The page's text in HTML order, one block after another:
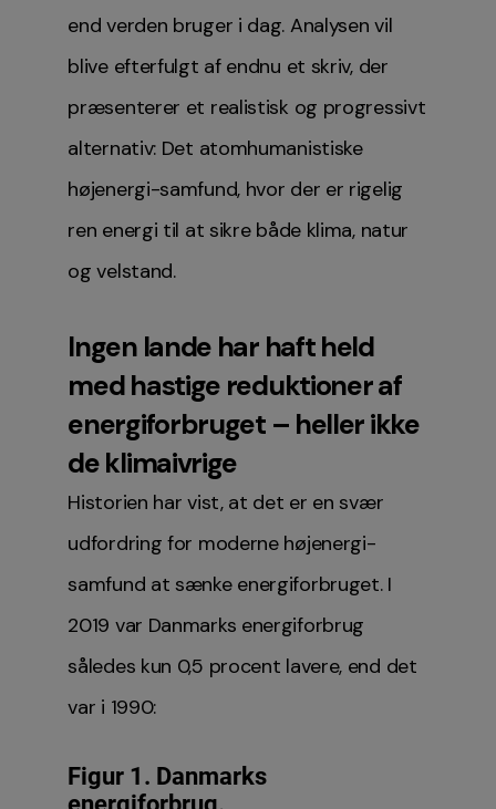
end verden bruger i dag. Analysen vil
blive efterfulgt af endnu et skriv, der
præsenterer et realistisk og progressivt
alternativ: Det atomhumanistiske
højenergi-samfund, hvor der er rigelig
ren energi til at sikre både klima, natur
og velstand.
Ingen lande har haft held
med hastige reduktioner af
energiforbruget – heller ikke
de klimaivrige
Historien har vist, at det er en svær
udfordring for moderne højenergi-
samfund at sænke energiforbruget. I
2019 var Danmarks energiforbrug
således kun 0,5 procent lavere, end det
var i 1990: